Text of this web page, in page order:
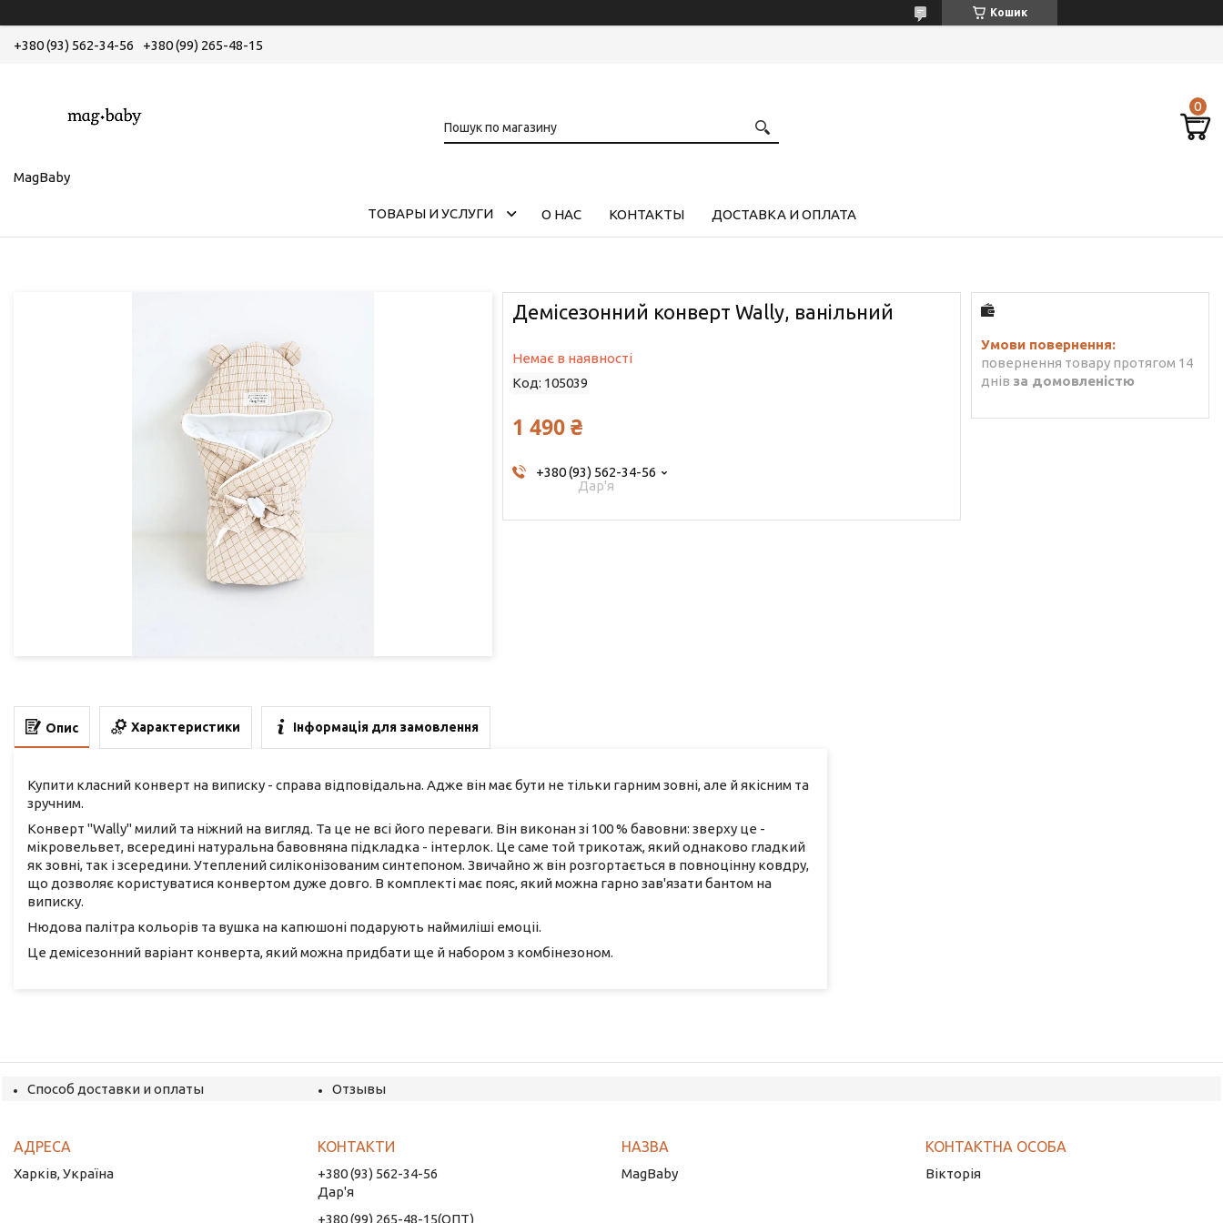
Кошик
+380 (93) 562-34-56 +380 (99) 265-48-15
MagBaby
ТОВАРЫ И УСЛУГИ О НАС КОНТАКТЫ ДОСТАВКА И ОПЛАТА
Демісезонний конверт Wally, ванільний
Немає в наявності
Код: 105039
1 490 ₴
+380 (93) 562-34-56
Дар'я
повернення товару протягом 14
днів за домовленістю
Опис Характеристики Інформація для замовлення
Купити класний конверт на виписку - справа відповідальна. Адже він має бути не тільки гарним зовні, але й якісним та
зручним.
Конверт "Wally" милий та ніжний на вигляд. Та це не всі його переваги. Він виконан зі 100 % бавовни: зверху це -
мікровельвет, всередині натуральна бавовняна підкладка - інтерлок. Це саме той трикотаж, який однаково гладкий
як зовні, так і зсередини. Утеплений силіконізованим синтепоном. Звичайно ж він розгортається в повноцінну ковдру,
що дозволяє користуватися конвертом дуже довго. В комплекті має пояс, який можна гарно зав'язати бантом на
виписку.
Нюдова палітра кольорів та вушка на капюшоні подарують наймиліші емоціі.
Це демісезонний варіант конверта, який можна придбати ще й набором з комбінезоном.
Способ доставки и оплаты Отзывы
Харків, Україна
+380 (93) 562-34-56
Дар'я
+380 (99) 265-48-15 ОПТ
MagBaby Вікторія